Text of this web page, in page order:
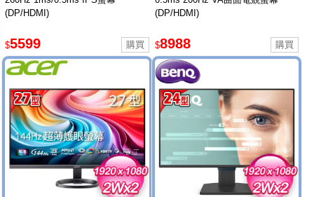
(DP/HDMI)
$5599
(DP/HDMI)
$8988